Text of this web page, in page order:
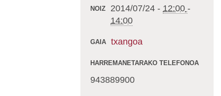
NOIZ 2014/07/24 - 12:00 -
14:00
GAIA txangoa
HARREMANETARAKO TELEFONOA
943889900